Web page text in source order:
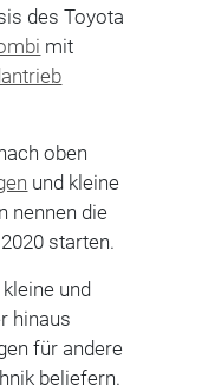
des Toyota
mit
oben
und kleine
nennen die
starten.
und
hinaus
für andere
beliefern.